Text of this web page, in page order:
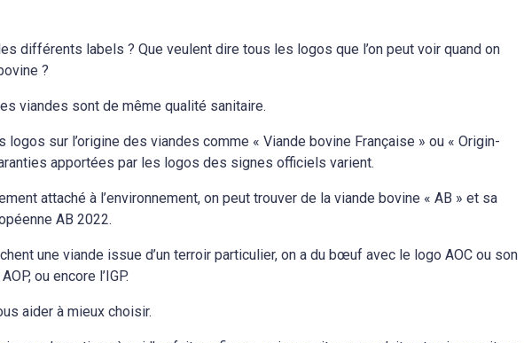
différents labels ? Que veulent dire tous les logos que l’on peut voir quand on
?
viandes sont de même qualité sanitaire.
logos sur l’origine des viandes comme « Viande bovine Française » ou « Origin-
apportées par les logos des signes officiels varient.
attaché à l’environnement, on peut trouver de la viande bovine « AB » et sa
AB 2022.
une viande issue d’un terroir particulier, on a du bœuf avec le logo AOC ou son
ou encore l’IGP.
aider à mieux choisir.